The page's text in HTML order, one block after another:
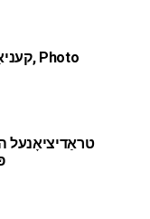
קעניאַן רויז: באַשרייַבונג, קלאַס, Photo
טראַדיציאָנעל